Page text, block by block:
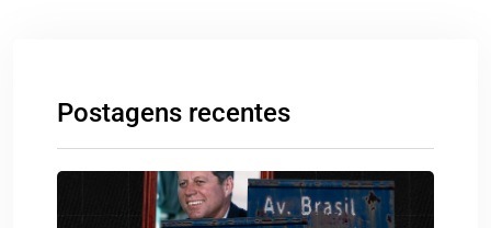
Postagens recentes